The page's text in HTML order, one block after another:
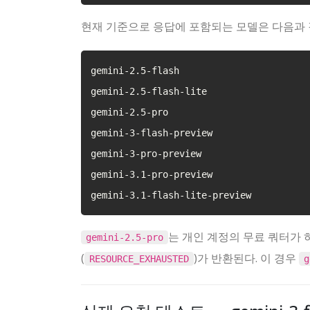
현재 기준으로 응답에 포함되는 모델은 다음과
gemini-2.5-flash
gemini-2.5-flash-lite
gemini-2.5-pro
gemini-3-flash-preview
gemini-3-pro-preview
gemini-3.1-pro-preview
gemini-3.1-flash-lite-preview
gemini-2.5-pro 는 개인 계정의 무료 쿼터가
( RESOURCE_EXHAUSTED )가 반환된다. 이 경우